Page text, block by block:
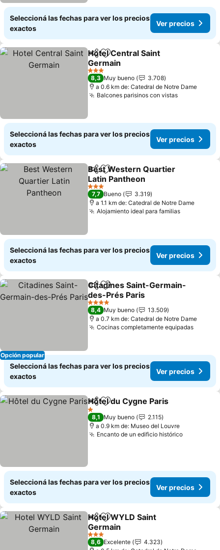
Seleccioná las fechas para ver los precios
exactos
Ver precios
CompartirAñadir a favoritos
Hotel Central Saint
Germain
Ver precios
3 Estrellas
8,3 Muy bueno
3.708
a 0.6 km de: Catedral de Notre Dame
Balcones parisinos con vistasVer precios
Seleccioná las fechas para ver los precios
exactos
Ver precios
CompartirAñadir a favoritos
Best Western Quartier
Latin Pantheon
Ver precios
3 Estrellas
7,7 Bueno
3.319
a 1.1 km de: Catedral de Notre Dame
Alojamiento ideal para familiasVer
Seleccioná las fechas para ver los precios
exactos
Ver precios
Opción popular
CompartirAñadir a favoritos
Citadines Saint-Germain-
des-Prés Paris
Ver precios
4 Estrellas
8,4 Muy bueno
13.509
a 0.7 km de: Catedral de Notre Dame
Cocinas completamente equipadasVer
Seleccioná las fechas para ver los precios
exactos
Ver precios
CompartirAñadir a favoritos
Hôtel du Cygne Paris
1 Estrellas
8,1 Muy bueno
2.115
a 0.9 km de: Museo del Louvre
Encanto de un edificio históricoVer
Seleccioná las fechas para ver los precios
exactos
Ver precios
CompartirAñadir a favoritos
Hotel WYLD Saint
Germain
Ver precios
3 Estrellas
8,6 Excelente
4.323